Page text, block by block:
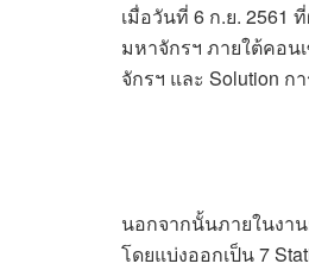
เมื่อวันที่ 6 ก.ย. 2561
มหาจักรฯ ภายใต้คอน
จักรฯ และ Solution
นอกจากนั้นภายในงา
โดยแบ่งออกเป็น 7